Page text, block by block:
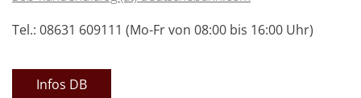
Tel.: 08631 609111 (Mo-Fr von 08:00 bis 16:00 Uhr)
Infos DB